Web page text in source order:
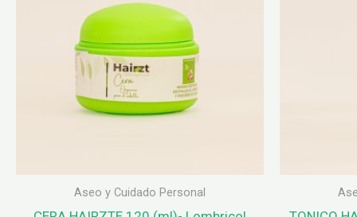
Aseo y Cuidado Personal